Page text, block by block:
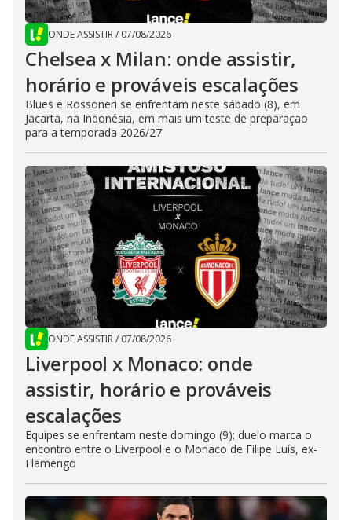
ONDE ASSISTIR/ 07/08/2026
Chelsea x Milan: onde assistir,
horário e prováveis escalações
Blues e Rossoneri se enfrentam neste sábado (8), em
Jacarta, na Indonésia, em mais um teste de preparação
para a temporada 2026/27
ONDE ASSISTIR/ 07/08/2026
Liverpool x Monaco: onde
assistir, horário e prováveis
escalações
Equipes se enfrentam neste domingo (9); duelo marca o
encontro entre o Liverpool e o Monaco de Filipe Luís, ex-
Flamengo